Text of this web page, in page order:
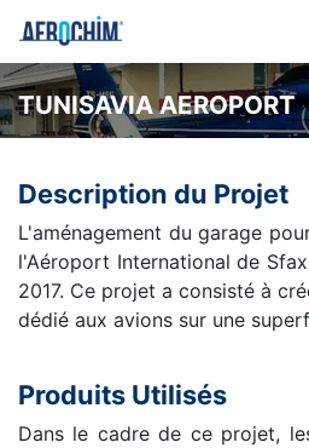
Se rendre au contenu
TUNISAVIA AEROPORT
Description du Projet
L'aménagement du garage
l'Aéroport International de
2017. Ce projet a consisté à
dédié aux avions sur une
Produits Utilisés
Dans le cadre de ce projet,